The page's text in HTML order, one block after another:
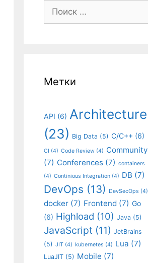
Поиск:
Метки
API (6) Architecture
(23) Big Data (5) C/C++ (6)
CI (4) Code Review (4) Community
(7) Conferences (7) containers
(4) Continious Integration (4) DB (7)
DevOps (13) DevSecOps (4)
docker (7) Frontend (7) Go
(6) Highload (10) Java (5)
JavaScript (11) JetBrains
(5) JIT (4) kubernetes (4) Lua (7)
LuaJIT (5) Mobile (7)